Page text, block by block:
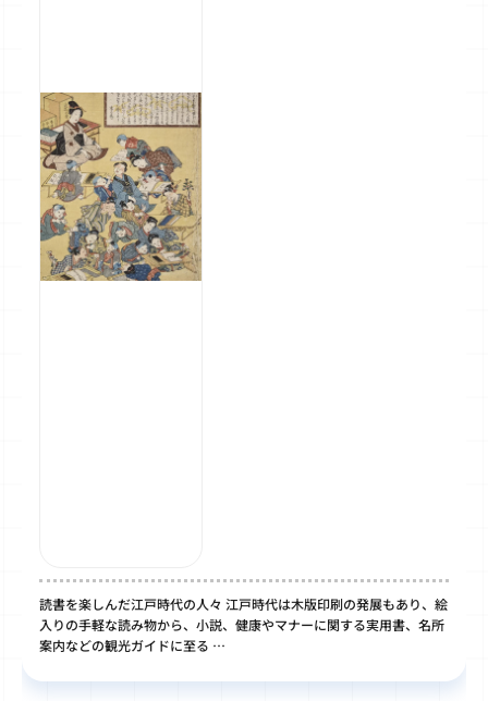
読書を楽しんだ江戸時代の人々 江戸時代は木版印刷の発展もあり、絵
入りの手軽な読み物から、小説、健康やマナーに関する実用書、名所
案内などの観光ガイドに至る …